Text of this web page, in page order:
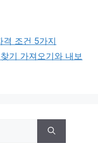
조건 5가지
기 가져오기와 내보